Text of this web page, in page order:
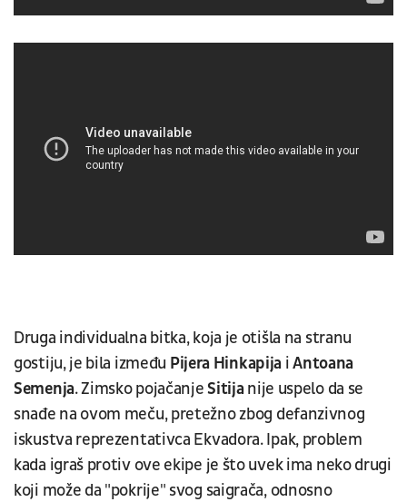
Druga individualna bitka, koja je otišla na stranu
gostiju, je bila između Pijera Hinkapija iAntoana
Semenja. Zimsko pojačanjeSitijanije uspelo da se
snađe na ovom meču, pretežno zbog defanzivnog
iskustva reprezentativca Ekvadora. Ipak, problem
kada igraš protiv ove ekipe je što uvek ima neko drugi
koji može da "pokrije" svog saigrača, odnosno